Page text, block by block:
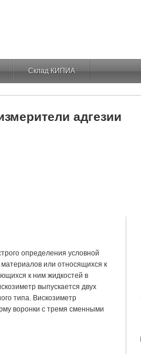
Склад КИПИА
адгезии
определения условной
или относящихся к
к ним жидкостей в
выпускается двух
типа. Вискозиметр
воронки с тремя сменными